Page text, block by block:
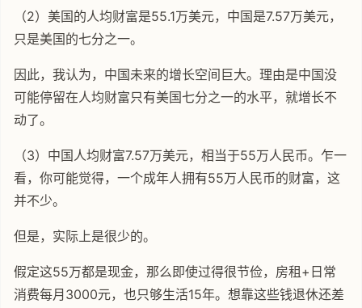
（2）美国的人均财富是55.1万美元，中国是7.57万美元，
只是美国的七分之一。
因此，我认为，中国未来的增长空间巨大。理由是中国没
可能停留在人均财富只有美国七分之一的水平，就增长不
动了。
（3）中国人均财富7.57万美元，相当于55万人民币。乍一
看，你可能觉得，一个成年人拥有55万人民币的财富，这
并不少。
但是，实际上是很少的。
假定这55万都是现金，那么即使过得很节俭，房租+日常
消费每月3000元，也只够生活15年。想靠这些钱退休还差